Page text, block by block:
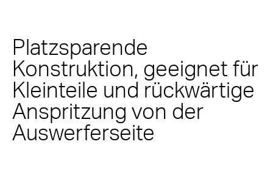
Platzsparende
Konstruktion, geeignet für
Kleinteile und rückwärtige
Anspritzung von der
Auswerferseite